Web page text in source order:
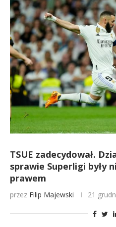
TSUE zadecydował.
sprawie Superligi były
prawem
przez Filip Majewski 21